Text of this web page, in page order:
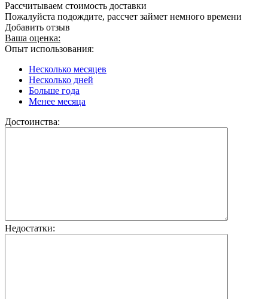
Рассчитываем стоимость доставки
Пожалуйста подождите, рассчет займет немного времени
Добавить отзыв
Ваша оценка:
Опыт использования:
Несколько месяцев
Несколько дней
Больше года
Менее месяца
Достоинства:
Недостатки: